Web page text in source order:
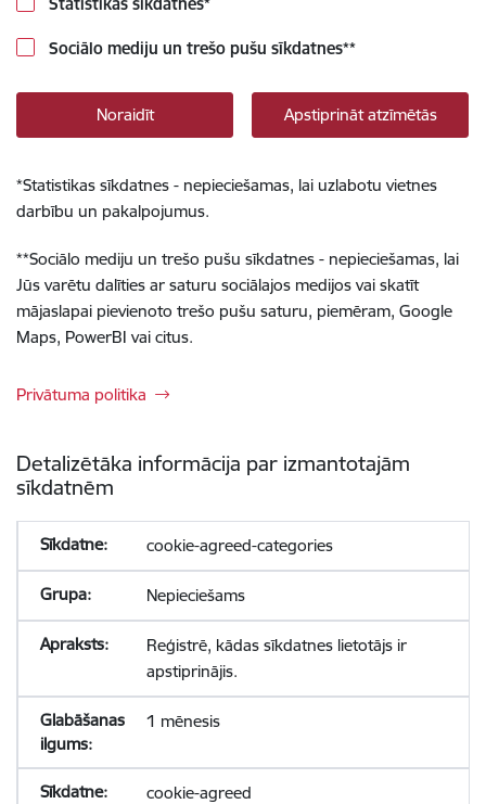
Sociālo mediju un trešo pušu sīkdatnes**
Noraidīt Apstiprināt atzīmētās
*Statistikas sīkdatnes - nepieciešamas, lai uzlabotu vietnes
darbību un pakalpojumus.
**Sociālo mediju un trešo pušu sīkdatnes - nepieciešamas, lai
Jūs varētu dalīties ar saturu sociālajos medijos vai skatīt
mājaslapai pievienoto trešo pušu saturu, piemēram, Google
Maps, PowerBI vai citus.
Privātuma politika
Detalizētāka informācija par izmantotajām
sīkdatnēm
cookie-agreed-categories
Nepieciešams
Reģistrē, kādas sīkdatnes lietotājs ir
apstiprinājis.
1 mēnesis
cookie-agreed